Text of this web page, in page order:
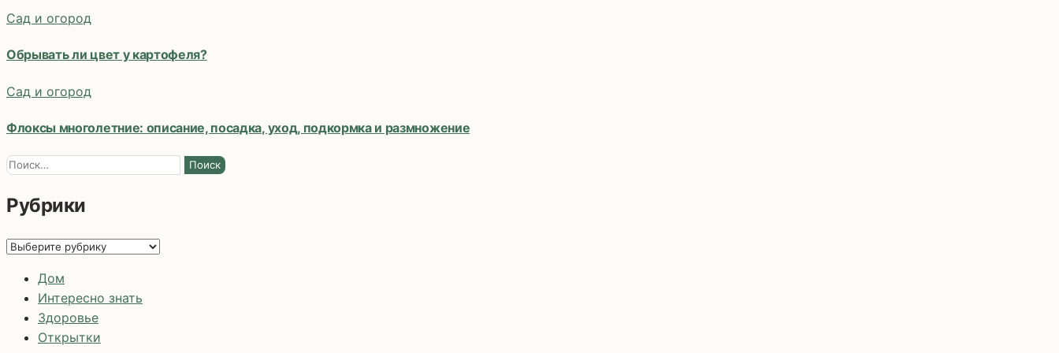
Сад и огород
Обрывать ли цвет у картофеля?
Сад и огород
Флоксы многолетние: описание, посадка, уход, подкормка и размножение
Найти:
Рубрики
Рубрики
Дом
Интересно знать
Здоровье
Открытки